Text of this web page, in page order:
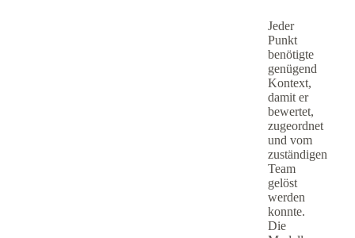
Jeder
Punkt
benötigte
genügend
Kontext,
damit er
bewertet,
zugeordnet
und vom
zuständigen
Team
gelöst
werden
konnte.
Die